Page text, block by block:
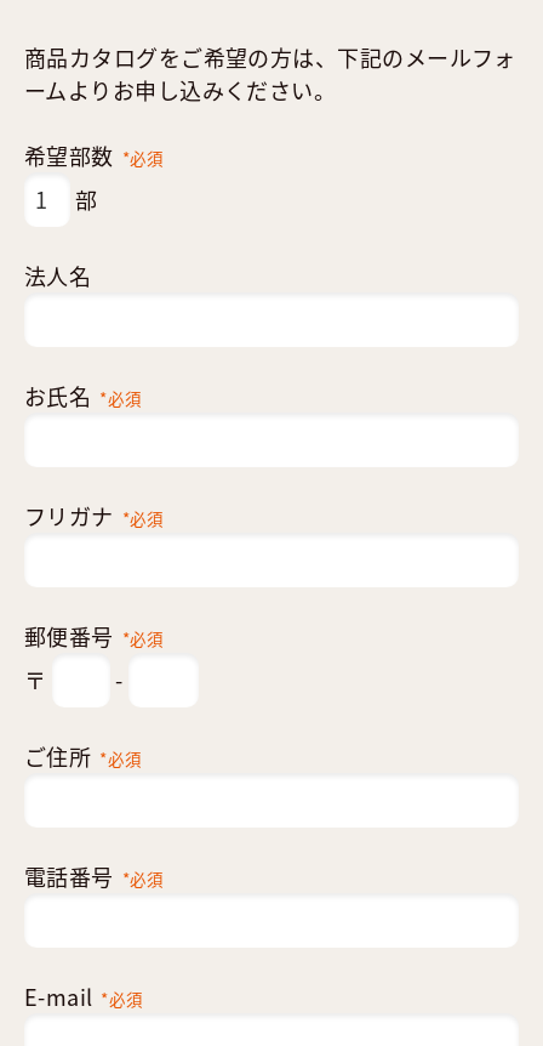
商品カタログをご希望の方は、下記のメールフォ
ームよりお申し込みください。
希望部数 *必須
部
法人名
お氏名 *必須
フリガナ *必須
郵便番号 *必須
〒 -
ご住所 *必須
電話番号 *必須
E-mail *必須